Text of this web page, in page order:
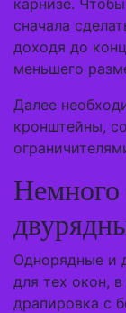
карнизе.
сначала
доходя до
меньшего
Далее
кронштейны,
Однорядные и
для тех окон,
драпировка с